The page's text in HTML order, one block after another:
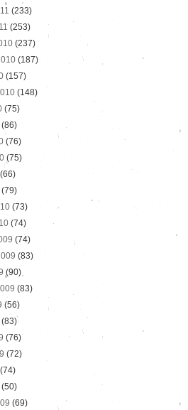
(233)
(253)
(237)
(187)
(157)
(148)
(75)
(86)
(76)
(75)
(66)
(79)
(73)
(74)
(74)
(83)
(90)
(83)
(56)
(83)
(76)
(72)
(74)
(50)
(69)